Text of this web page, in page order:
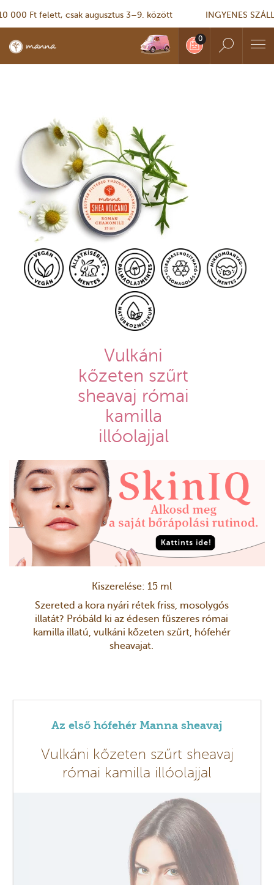
000 Ft felett, csak augusztus 3–9. között INGYENES
Vulkáni
kőzeten szűrt
sheavaj római
kamilla
illóolajjal
Kiszerelése: 15 ml
Szereted a kora nyári rétek friss, mosolygós
illatát? Próbáld ki az édesen fűszeres római
kamilla illatú, vulkáni kőzeten szűrt, hófehér
sheavajat.
Az első hófehér Manna sheavaj
Vulkáni kőzeten szűrt sheavaj
római kamilla illóolajjal